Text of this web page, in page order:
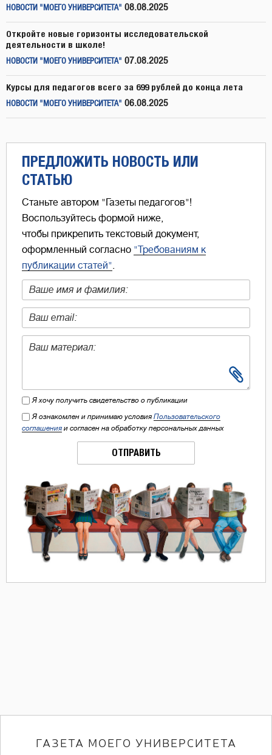
НОВОСТИ "МОЕГО УНИВЕРСИТЕТА" 08.08.2025
Откройте новые горизонты исследовательской
деятельности в школе!
НОВОСТИ "МОЕГО УНИВЕРСИТЕТА" 07.08.2025
Курсы для педагогов всего за 699 рублей до конца лета
НОВОСТИ "МОЕГО УНИВЕРСИТЕТА" 06.08.2025
ПРЕДЛОЖИТЬ НОВОСТЬ ИЛИ
СТАТЬЮ
Станьте автором "Газеты педагогов"!
Воспользуйтесь формой ниже,
чтобы прикрепить текстовый документ,
оформленный согласно "Требованиям к
публикации статей".
Я хочу получить свидетельство о публикации
Я ознакомлен и принимаю условия Пользовательского
соглашения и согласен на обработку персональных данных
ОТПРАВИТЬ
ГАЗЕТА МОЕГО УНИВЕРСИТЕТА